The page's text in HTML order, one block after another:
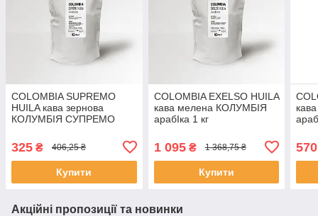
COLOMBIA SUPREMO
HUILA кава зернова
КОЛУМБІЯ СУПРЕМО
Свіжообсмажена кава
Моносорт
325 ₴ 406,25 ₴
Купити
COLOMBIA EXELSO HUILA
кава мелена КОЛУМБІЯ
арабІка 1 кг
Моносорт
1 095₴ 1 368,75 ₴
Купити
570
Акційні пропозиції та новинки